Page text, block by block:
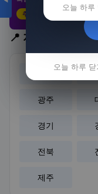
추천 클릭
📍 지역 선택
광주
경기
전북
제주
오늘 하루
오늘 하루 닫
오늘 하루 닫